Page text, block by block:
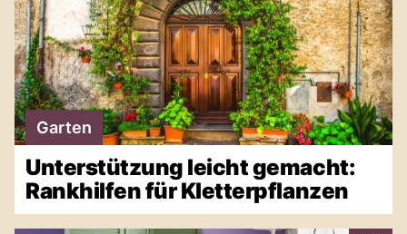
Garten
Unterstützung leicht gemacht:
Rankhilfen für Kletterpflanzen